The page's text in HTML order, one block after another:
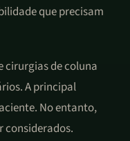
que precisam
cirurgias de coluna
A principal
No entanto,
considerados.